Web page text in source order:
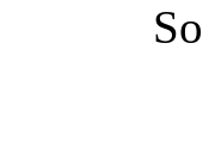
So